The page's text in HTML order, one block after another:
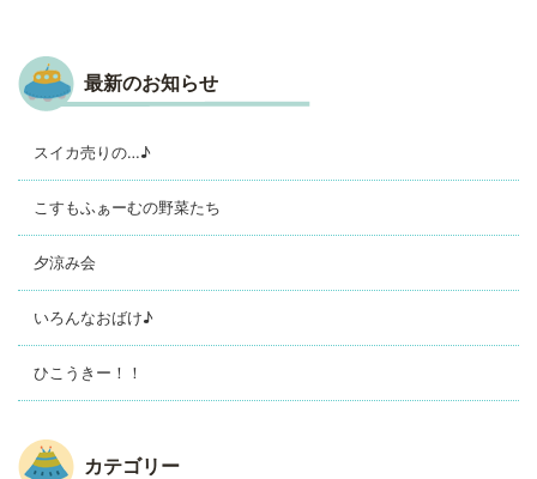
最新のお知らせ
スイカ売りの…♪
こすもふぁーむの野菜たち
夕涼み会
いろんなおばけ♪
ひこうきー！！
カテゴリー